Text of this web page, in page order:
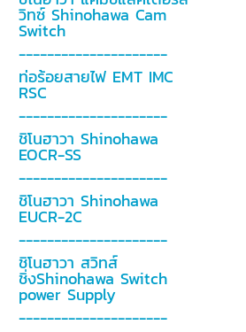
วิทซ์ Shinohawa Cam
Switch
---------------------
ท่อร้อยสายไฟ EMT IMC
RSC
---------------------
ชิโนฮาวา Shinohawa
EOCR-SS
---------------------
ชิโนฮาวา Shinohawa
EUCR-2C
---------------------
ชิโนฮาวา สวิทส์
ชิ่งShinohawa Switch
power Supply
---------------------